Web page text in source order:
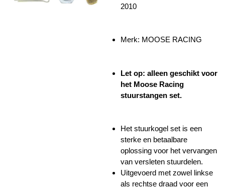
2010
Merk: MOOSE RACING
Let op: alleen geschikt voor
het Moose Racing
stuurstangen set.
Het stuurkogel set is een
sterke en betaalbare
oplossing voor het vervangen
van versleten stuurdelen.
Uitgevoerd met zowel linkse
als rechtse draad voor een